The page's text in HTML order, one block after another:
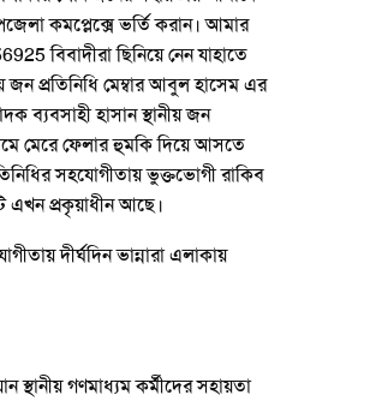
কমপ্লেক্সে ভর্তি করান। আমার
বিবাদীরা ছিনিয়ে নেন যাহাতে
প্রতিনিধি মেম্বার আবুল হাসেম এর
ব্যবসাহী হাসান স্থানীয় জন
মেরে ফেলার হুমকি দিয়ে আসতে
সহযোগীতায় ভুক্তভোগী রাকিব
এখন প্রকৃয়াধীন আছে।
দীর্ঘদিন ভান্নারা এলাকায়
গণমাধ্যম কর্মীদের সহায়তা